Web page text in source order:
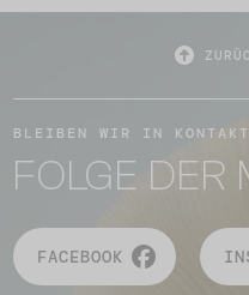
BLEIBEN WIR IN KONTAKT
FOLGE DER
FACEBOOK